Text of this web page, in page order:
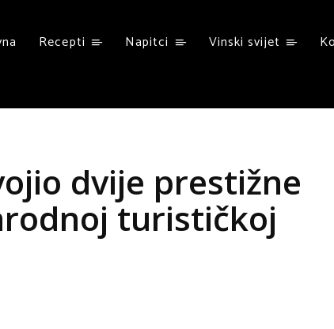
Recepti Napitci Vinski svijet
dvije prestižne
turističkoj